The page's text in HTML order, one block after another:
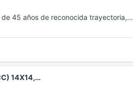
45 años de reconocida trayectoria,…
14X14,…